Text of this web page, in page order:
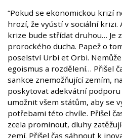
“Pokud se ekonomickou krizí
hrozí, že vyústí v sociální krizi.
krize bude střídat druhou… Je
prorockého ducha. Papež o
poselství Urbi et Orbi.
egoismus a rozdělení… Přišel
sankce znemožňující zemím,
poskytovat adekvátní podporu
umožnit všem státům, aby se
potřebami této chvíle. Přišel
zcela prominout, dluhy
zemí. Přišel čas sáhnout k